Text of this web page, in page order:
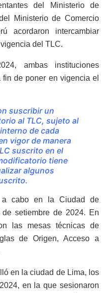
del Ministerio de
Ministerio de Comercio
acordaron intercambiar
del TLC.
ambas instituciones
de poner en vigencia el
suscribir un
al TLC, sujeto al
de cada
vigor de manera
suscrito en el
tiene
algunos
a cabo en la Ciudad de
setiembre de 2024. En
las mesas técnicas de
de Origen, Acceso a
en la ciudad de Lima, los
en la que sesionaron